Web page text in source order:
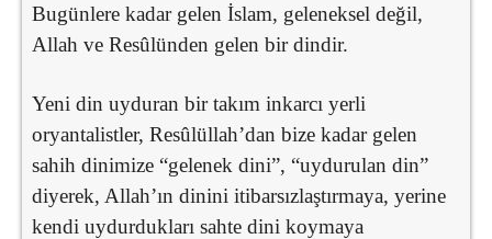
Bugünlere kadar gelen İslam, geleneksel değil,
Allah ve Resûlünden gelen bir dindir.
Yeni din uyduran bir takım inkarcı yerli
oryantalistler, Resûlüllah’dan bize kadar gelen
sahih dinimize “gelenek dini”, “uydurulan din”
diyerek, Allah’ın dinini itibarsızlaştırmaya, yerine
kendi uydurdukları sahte dini koymaya